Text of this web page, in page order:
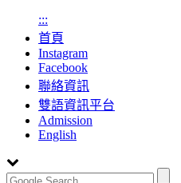
:::
首頁
Instagram
Facebook
聯絡資訊
雙語資訊平台
Admission
English